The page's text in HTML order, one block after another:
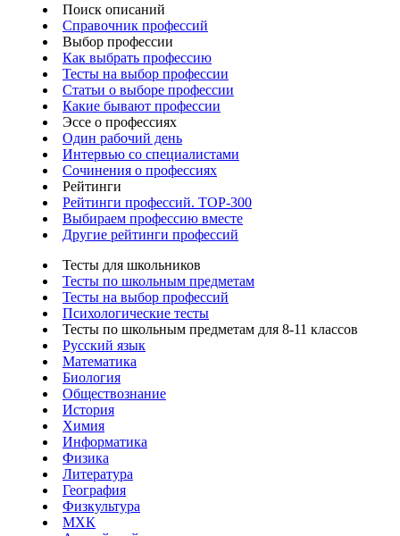
Поиск описаний
Справочник профессий
Выбор профессии
Как выбрать профессию
Тесты на выбор профессии
Статьи о выборе профессии
Какие бывают профессии
Эссе о профессиях
Один рабочий день
Интервью со специалистами
Сочинения о профессиях
Рейтинги
Рейтинги профессий. TOP-300
Выбираем профессию вместе
Другие рейтинги профессий
Тесты для школьников
Тесты по школьным предметам
Тесты на выбор профессий
Психологические тесты
Тесты по школьным предметам для 8-11 классов
Русский язык
Математика
Биология
Обществознание
История
Химия
Информатика
Физика
Литература
География
Физкультура
МХК